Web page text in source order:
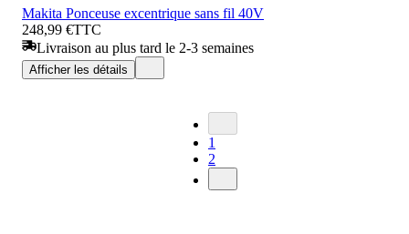
Makita Ponceuse excentrique sans fil 40V
248,99 €TTC
Livraison au plus tard le 2-3 semaines
Afficher les détails
1
2